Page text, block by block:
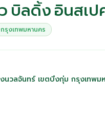
บิลดิ้ง อินสเป
กรุงเทพมหานคร
วลจันทร์ เขตบึงกุ่ม กรุงเทพ